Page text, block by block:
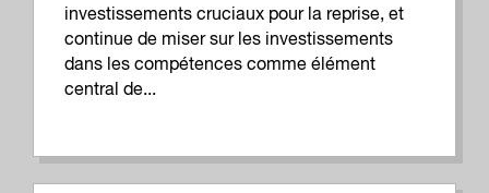
investissements cruciaux pour la reprise, et
continue de miser sur les investissements
dans les compétences comme élément
central de...